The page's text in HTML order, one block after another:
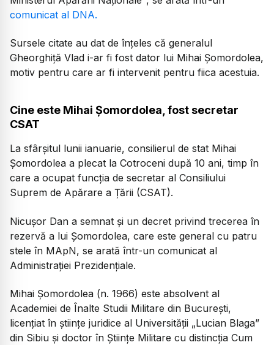
comunicat al DNA.
Sursele citate au dat de înțeles că generalul
Gheorghiță Vlad i-ar fi fost dator lui Mihai Şomordolea,
motiv pentru care ar fi intervenit pentru fiica acestuia.
Cine este Mihai Șomordolea, fost secretar
CSAT
La sfârșitul lunii ianuarie, consilierul de stat Mihai
Șomordolea a plecat la Cotroceni după 10 ani, timp în
care a ocupat funcția de secretar al Consiliului
Suprem de Apărare a Țării (CSAT).
Nicușor Dan a semnat și un decret privind trecerea în
rezervă a lui Șomordolea, care este general cu patru
stele în MApN, se arată într-un comunicat al
Administrației Prezidențiale.
Mihai Şomordolea (n. 1966) este absolvent al
Academiei de Înalte Studii Militare din Bucureşti,
licenţiat în ştiinţe juridice al Universității „Lucian Blaga”
din Sibiu şi doctor în Știinţe Militare cu distincţia Cum